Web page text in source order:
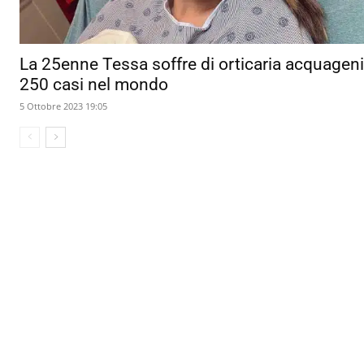
La 25enne Tessa soffre di orticaria
250 casi nel mondo
5 Ottobre 2023 19:05